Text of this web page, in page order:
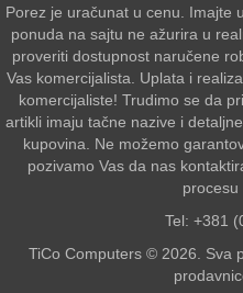
Porez je uračunat u cenu. Imajte
ponuda na sajtu ne ažurira u
proveriti dostupnost naručene
Vas komercijalista. Uplata i
komercijaliste! Trudimo se da
artikli imaju tačne nazive i
kupovina. Ne možemo
pozivamo Vas da nas
procesu
Tel: +381
TiCo Computers © 2026. Sva